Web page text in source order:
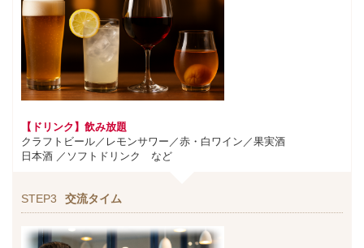
【ドリンク】飲み放題
クラフトビール／レモンサワー／赤・白ワイン／果実酒
日本酒 ／ソフトドリンク など
STEP3 交流タイム